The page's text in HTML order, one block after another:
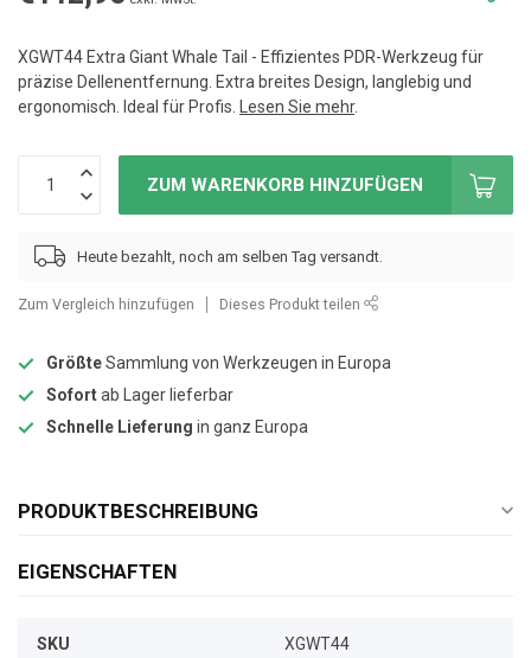
XGWT44 Extra Giant Whale Tail - Effizientes PDR-Werkzeug für
präzise Dellenentfernung. Extra breites Design, langlebig und
ergonomisch. Ideal für Profis.
Lesen Sie mehr.
ZUM WARENKORB HINZUFÜGEN
Heute bezahlt, noch am selben Tag versandt.
Zum Vergleich hinzufügen Dieses Produkt teilen
GrößteSammlung von Werkzeugen in Europa
Sofortab Lager lieferbar
Schnelle Lieferung in ganz Europa
PRODUKTBESCHREIBUNG
EIGENSCHAFTEN
SKU XGWT44